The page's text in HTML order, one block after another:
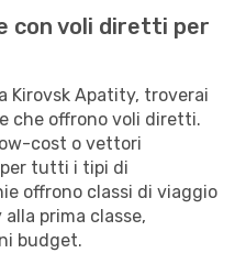
con voli diretti per
Kirovsk Apatity, troverai
che offrono voli diretti.
cost o vettori
tutti i tipi di
offrono classi di viaggio
alla prima classe,
budget.